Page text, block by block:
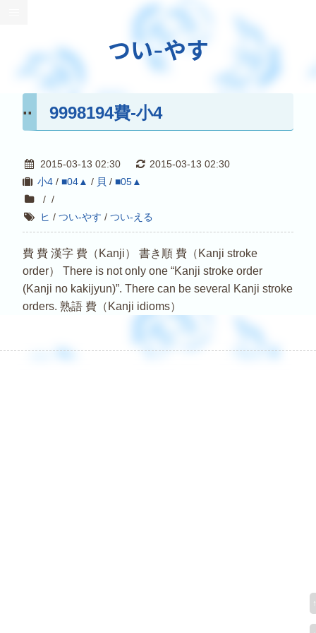
つい-やす
9998194費-小4
2015-03-13 02:30
2015-03-13 02:30
小4/ ■04▲ / 貝 / ■05▲
/ /
ヒ /つい-やす /つい-える
費 費 漢字 費（Kanji） 書き順 費（Kanji stroke
order） There is not only one “Kanji stroke order
(Kanji no kakijyun)”. There can be several Kanji stroke
orders. 熟語 費（Kanji idioms）
↑